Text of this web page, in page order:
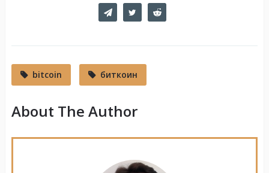
bitcoin биткоин
About The Author